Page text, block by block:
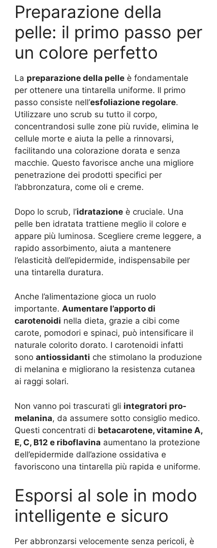
Preparazione della
pelle: il primo passo per
un colore perfetto
La preparazione della pelle è fondamentale
per ottenere una tintarella uniforme. Il primo
passo consiste nell’esfoliazione regolare.
Utilizzare uno scrub su tutto il corpo,
concentrandosi sulle zone più ruvide, elimina le
cellule morte e aiuta la pelle a rinnovarsi,
facilitando una colorazione dorata e senza
macchie. Questo favorisce anche una migliore
penetrazione dei prodotti specifici per
l’abbronzatura, come oli e creme.
Dopo lo scrub, l’idratazione è cruciale. Una
pelle ben idratata trattiene meglio il colore e
appare più luminosa. Scegliere creme leggere, a
rapido assorbimento, aiuta a mantenere
l’elasticità dell’epidermide, indispensabile per
una tintarella duratura.
Anche l’alimentazione gioca un ruolo
importante. Aumentare l’apporto di
carotenoidi nella dieta, grazie a cibi come
carote, pomodori e spinaci, può intensificare il
naturale colorito dorato. I carotenoidi infatti
sono antiossidanti che stimolano la produzione
di melanina e migliorano la resistenza cutanea
ai raggi solari.
Non vanno poi trascurati gli integratori pro-
melanina, da assumere sotto consiglio medico.
Questi concentrati di betacarotene, vitamine A,
E, C, B12 e riboflavina aumentano la protezione
dell’epidermide dall’azione ossidativa e
favoriscono una tintarella più rapida e uniforme.
Esporsi al sole in modo
intelligente e sicuro
Per abbronzarsi velocemente senza pericoli, è